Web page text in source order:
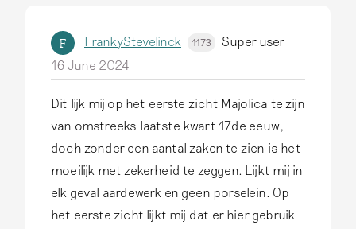
F FrankyStevelinck 1173
Super user
16 June 2024
Dit lijk mij op het eerste zicht Majolica te zijn
van omstreeks laatste kwart 17de eeuw,
doch zonder een aantal zaken te zien is het
moeilijk met zekerheid te zeggen. Lijkt mij in
elk geval aardewerk en geen porselein. Op
het eerste zicht lijkt mij dat er hier gebruik